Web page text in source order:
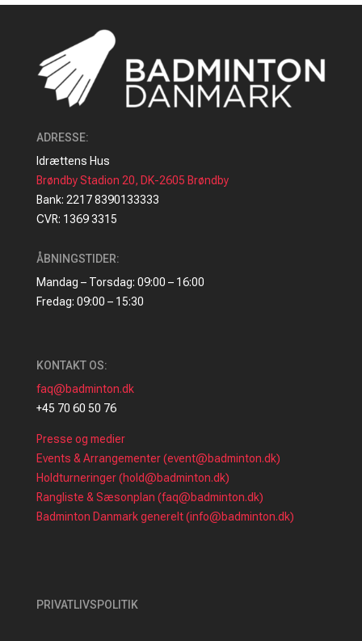
ADRESSE:
Idrættens Hus
Brøndby Stadion 20, DK-2605 Brøndby
Bank: 2217 8390133333
CVR: 1369 3315
ÅBNINGSTIDER:
Mandag – Torsdag: 09:00 – 16:00
Fredag: 09:00 – 15:30
KONTAKT OS:
faq@badminton.dk
+45 70 60 50 76
Presse og medier
Events & Arrangementer (event@badminton.dk)
Holdturneringer (hold@badminton.dk)
Rangliste & Sæsonplan (faq@badminton.dk)
Badminton Danmark generelt (info@badminton.dk)
PRIVATLIVSPOLITIK